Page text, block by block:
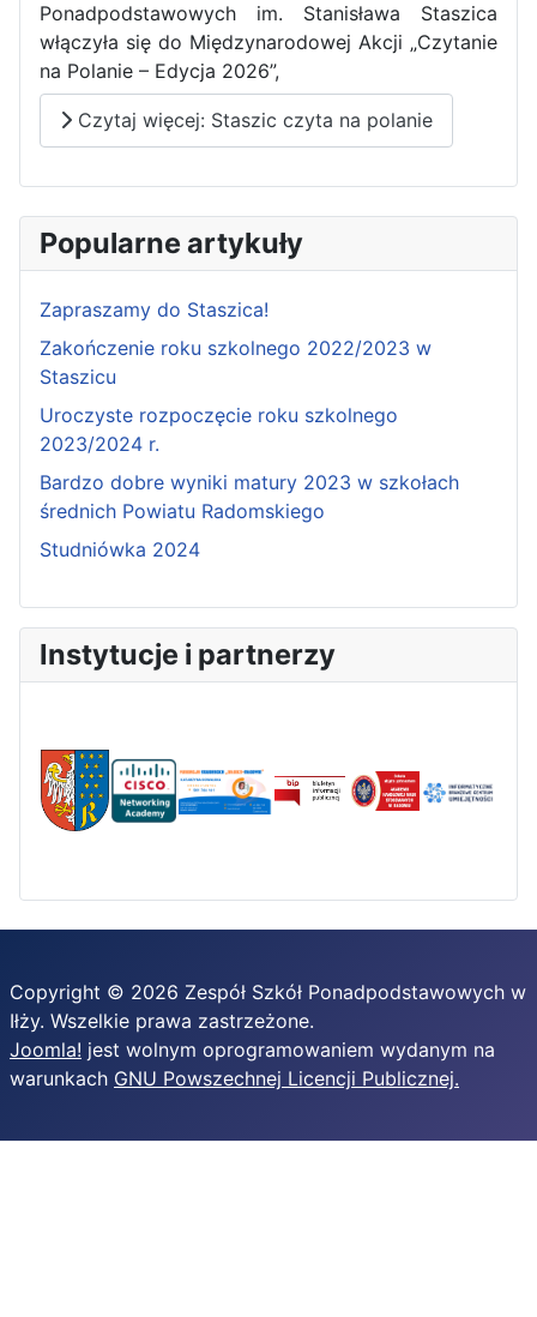
Ponadpodstawowych im. Stanisława Staszica
włączyła się do Międzynarodowej Akcji „Czytanie
na Polanie – Edycja 2026”,
Czytaj więcej: Staszic czyta na polanie
Popularne artykuły
Zapraszamy do Staszica!
Zakończenie roku szkolnego 2022/2023 w
Staszicu
Uroczyste rozpoczęcie roku szkolnego
2023/2024 r.
Bardzo dobre wyniki matury 2023 w szkołach
średnich Powiatu Radomskiego
Studniówka 2024
Instytucje i partnerzy
Copyright © 2026 Zespół Szkół Ponadpodstawowych w
Iłży. Wszelkie prawa zastrzeżone.
Joomla! jest wolnym oprogramowaniem wydanym na
warunkach GNU Powszechnej Licencji Publicznej.